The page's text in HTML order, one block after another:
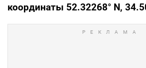
координаты 52.32268° N,